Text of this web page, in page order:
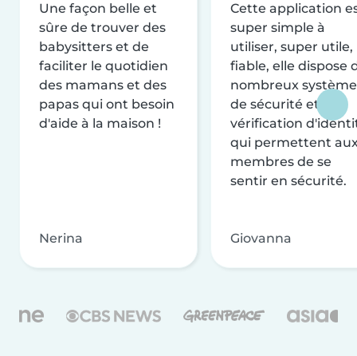
Une façon belle et
sûre de trouver des
babysitters et de
faciliter le quotidien
des mamans et des
papas qui ont besoin
d'aide à la maison !
Nerina
Cette application
super simple à
utiliser, super utile,
fiable, elle dispose
nombreux
de sécurité et de
vérification
qui permettent
membres de se
sentir en sécurité.
Giovanna